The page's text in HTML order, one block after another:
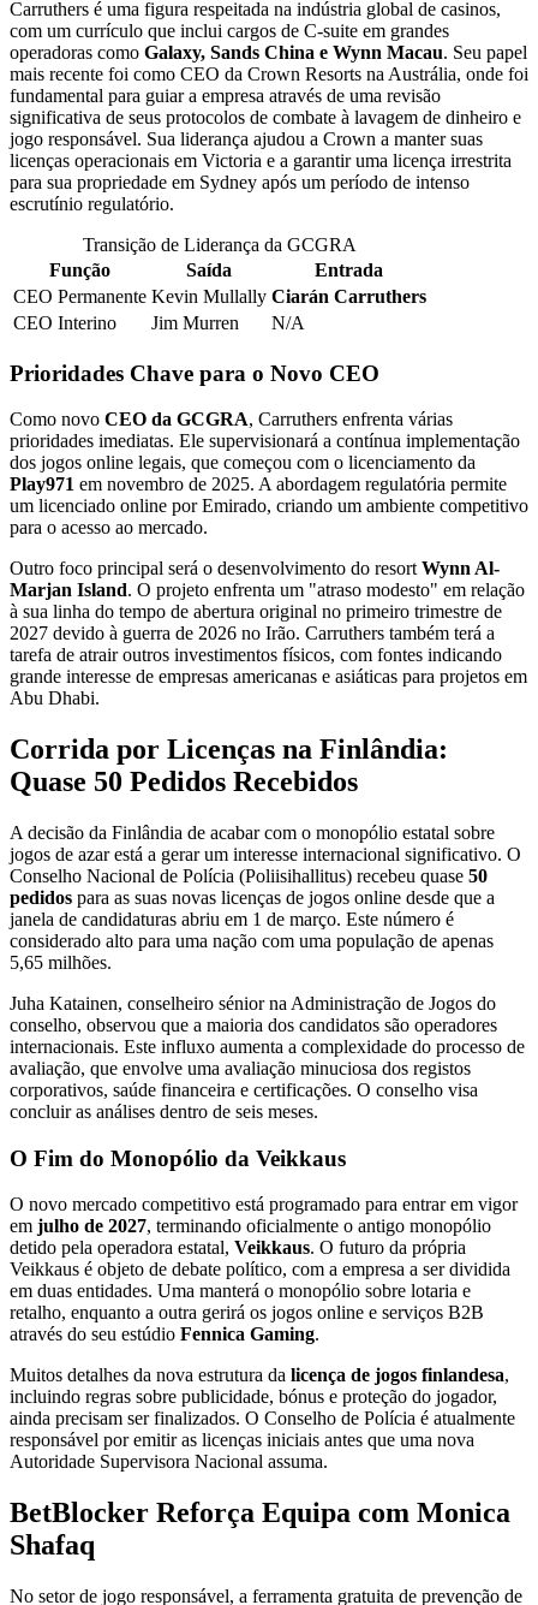
Carruthers é uma figura respeitada na indústria global de casinos,
com um currículo que inclui cargos de C-suite em grandes
operadoras como Galaxy, Sands China e Wynn Macau. Seu papel
mais recente foi como CEO da Crown Resorts na Austrália, onde foi
fundamental para guiar a empresa através de uma revisão
significativa de seus protocolos de combate à lavagem de dinheiro e
jogo responsável. Sua liderança ajudou a Crown a manter suas
licenças operacionais em Victoria e a garantir uma licença irrestrita
para sua propriedade em Sydney após um período de intenso
escrutínio regulatório.
Transição de Liderança da GCGRA
Função
Saída
Entrada
CEO Permanente Kevin Mullally Ciarán Carruthers
CEO Interino
Jim Murren N/A
Prioridades Chave para o Novo CEO
Como novo CEO da GCGRA, Carruthers enfrenta várias
prioridades imediatas. Ele supervisionará a contínua implementação
dos jogos online legais, que começou com o licenciamento da
Play971 em novembro de 2025. A abordagem regulatória permite
um licenciado online por Emirado, criando um ambiente competitivo
para o acesso ao mercado.
Outro foco principal será o desenvolvimento do resort Wynn Al-
Marjan Island. O projeto enfrenta um "atraso modesto" em relação
à sua linha do tempo de abertura original no primeiro trimestre de
2027 devido à guerra de 2026 no Irão. Carruthers também terá a
tarefa de atrair outros investimentos físicos, com fontes indicando
grande interesse de empresas americanas e asiáticas para projetos em
Abu Dhabi.
Corrida por Licenças na Finlândia:
Quase 50 Pedidos Recebidos
A decisão da Finlândia de acabar com o monopólio estatal sobre
jogos de azar está a gerar um interesse internacional significativo. O
Conselho Nacional de Polícia (Poliisihallitus) recebeu quase 50
pedidos para as suas novas licenças de jogos online desde que a
janela de candidaturas abriu em 1 de março. Este número é
considerado alto para uma nação com uma população de apenas
5,65 milhões.
Juha Katainen, conselheiro sénior na Administração de Jogos do
conselho, observou que a maioria dos candidatos são operadores
internacionais. Este influxo aumenta a complexidade do processo de
avaliação, que envolve uma avaliação minuciosa dos registos
corporativos, saúde financeira e certificações. O conselho visa
concluir as análises dentro de seis meses.
O Fim do Monopólio da Veikkaus
O novo mercado competitivo está programado para entrar em vigor
em julho de 2027, terminando oficialmente o antigo monopólio
detido pela operadora estatal, Veikkaus. O futuro da própria
Veikkaus é objeto de debate político, com a empresa a ser dividida
em duas entidades. Uma manterá o monopólio sobre lotaria e
retalho, enquanto a outra gerirá os jogos online e serviços B2B
através do seu estúdio Fennica Gaming.
Muitos detalhes da nova estrutura da licença de jogos finlandesa,
incluindo regras sobre publicidade, bónus e proteção do jogador,
ainda precisam ser finalizados. O Conselho de Polícia é atualmente
responsável por emitir as licenças iniciais antes que uma nova
Autoridade Supervisora Nacional assuma.
BetBlocker Reforça Equipa com Monica
Shafaq
No setor de jogo responsável, a ferramenta gratuita de prevenção de